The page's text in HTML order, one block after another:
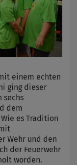
einem echten
ging dieser
sechs
dem
es Tradition
Wehr und den
der Feuerwehr
worden.